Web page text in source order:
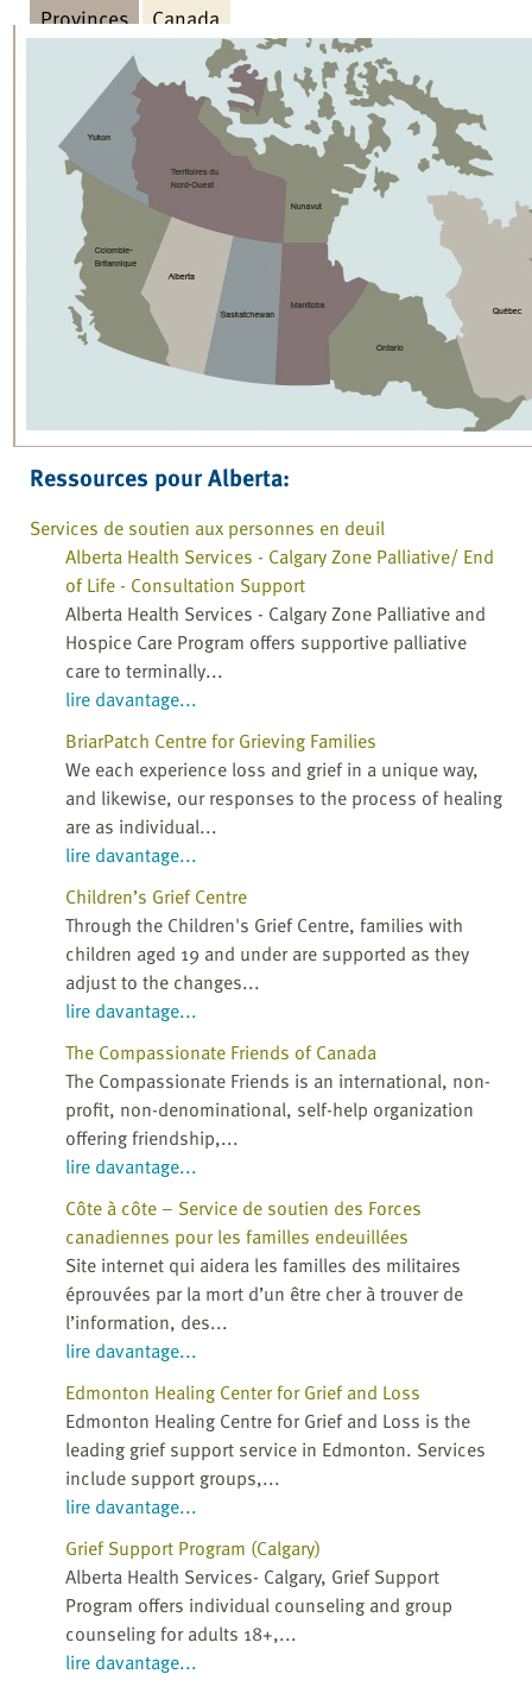
Provinces Canada
Ressources pour Alberta:
Services de soutien aux personnes en deuil
Alberta Health Services - Calgary Zone Palliative/ End
of Life - Consultation Support
Alberta Health Services - Calgary Zone Palliative and
Hospice Care Program offers supportive palliative
care to terminally...
lire davantage...
BriarPatch Centre for Grieving Families
We each experience loss and grief in a unique way,
and likewise, our responses to the process of healing
are as individual...
lire davantage...
Children’s Grief Centre
Through the Children's Grief Centre, families with
children aged 19 and under are supported as they
adjust to the changes...
lire davantage...
The Compassionate Friends of Canada
The Compassionate Friends is an international, non-
profit, non-denominational, self-help organization
offering friendship,...
lire davantage...
Côte à côte – Service de soutien des Forces
canadiennes pour les familles endeuillées
Site internet qui aidera les familles des militaires
éprouvées par la mort d’un être cher à trouver de
l’information, des...
lire davantage...
Edmonton Healing Center for Grief and Loss
Edmonton Healing Centre for Grief and Loss is the
leading grief support service in Edmonton. Services
include support groups,...
lire davantage...
Grief Support Program (Calgary)
Alberta Health Services- Calgary, Grief Support
Program offers individual counseling and group
counseling for adults 18+,...
lire davantage...